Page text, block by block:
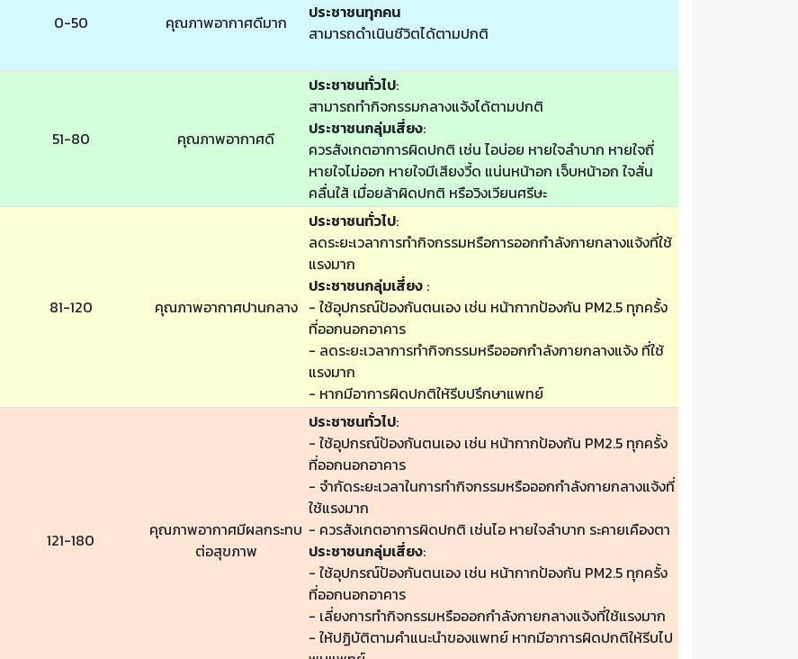
0-50 คุณภาพอากาศดีมาก
ประชาชนทุกคน
สามารถดำเนินชีวิตได้ตามปกติ
51-80 คุณภาพอากาศดี
ประชาชนทั่วไป:
สามารถทำกิจกรรมกลางแจ้งได้ตามปกติ
ประชาชนกลุ่มเสี่ยง:
ควรสังเกตอาการผิดปกติ เช่น ไอบ่อย หายใจลำบาก หายใจถี่
หายใจไม่ออก หายใจมีเสียงวี้ด แน่นหน้าอก เจ็บหน้าอก ใจสั่น
คลื่นใส้ เมื่อยล้าผิดปกติ หรือวิงเวียนศรีษะ
81-120 คุณภาพอากาศปานกลาง
ประชาชนทั่วไป:
ลดระยะเวลาการทำกิจกรรมหรือการออกกำลังกายกลางแจ้งที่ใช้
แรงมาก
ประชาชนกลุ่มเสี่ยง :
- ใช้อุปกรณ์ป้องกันตนเอง เช่น หน้ากากป้องกัน PM2.5 ทุกครั้ง
ที่ออกนอกอาคาร
- ลดระยะเวลาการทำกิจกรรมหรือออกกำลังกายกลางแจ้ง ที่ใช้
แรงมาก
- หากมีอาการผิดปกติให้รีบปรึกษาแพทย์
121-180
คุณภาพอากาศมีผลกระทบ
ต่อสุขภาพ
ประชาชนทั่วไป:
- ใช้อุปกรณ์ป้องกันตนเอง เช่น หน้ากากป้องกัน PM2.5 ทุกครั้ง
ที่ออกนอกอาคาร
- จำกัดระยะเวลาในการทำกิจกรรมหรือออกกำลังกายกลางแจ้งที่
ใช้แรงมาก
- ควรสังเกตอาการผิดปกติ เช่นไอ หายใจลำบาก ระคายเคืองตา
ประชาชนกลุ่มเสี่ยง:
- ใช้อุปกรณ์ป้องกันตนเอง เช่น หน้ากากป้องกัน PM2.5 ทุกครั้ง
ที่ออกนอกอาคาร
- เลี่ยงการทำกิจกรรมหรือออกกำลังกายกลางแจ้งที่ใช้แรงมาก
- ให้ปฏิบัติตามคำแนะนำของแพทย์ หากมีอาการผิดปกติให้รีบไป